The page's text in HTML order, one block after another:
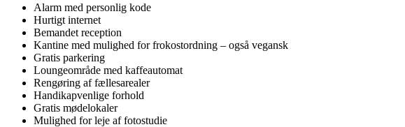
Alarm med personlig kode
Hurtigt internet
Bemandet reception
Kantine med mulighed for frokostordning – også vegansk
Gratis parkering
Loungeområde med kaffeautomat
Rengøring af fællesarealer
Handikapvenlige forhold
Gratis mødelokaler
Mulighed for leje af fotostudie